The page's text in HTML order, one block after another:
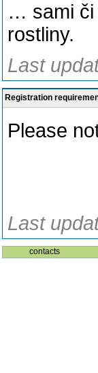
… sami či
rostliny.
Last
Registration
Please
Last
contacts